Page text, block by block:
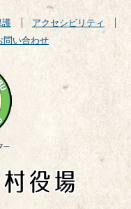
護
アクセシビリティ
問い合わせ